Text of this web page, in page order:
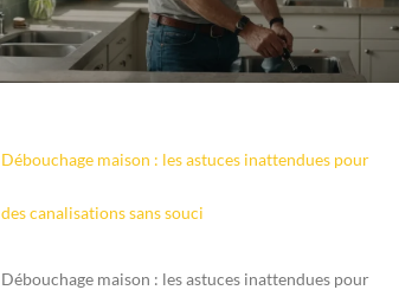
Débouchage maison : les astuces inattendues pour
des canalisations sans souci
Débouchage maison : les astuces inattendues pour